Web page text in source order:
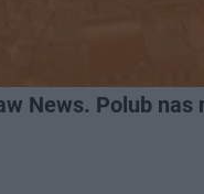
News. Polub nas